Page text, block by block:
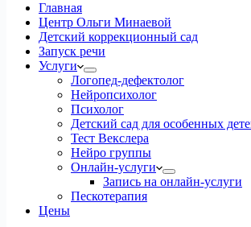
Главная
Центр Ольги Минаевой
Детский коррекционный сад
Запуск речи
Услуги
Логопед-дефектолог
Нейропсихолог
Психолог
Детский сад для особенных
Тест Векслера
Нейро группы
Онлайн-услуги
Запись на онлайн-услуги
Пескотерапия
Цены